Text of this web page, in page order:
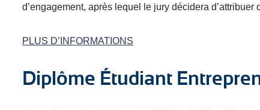
d’engagement, après lequel le jury décidera
PLUS D’INFORMATIONS
Diplôme Étudiant